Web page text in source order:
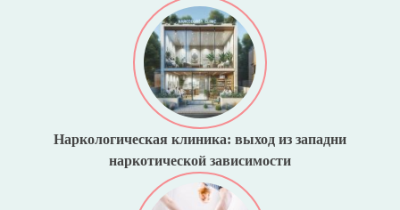
Наркологическая клиника: выход из западни
наркотической зависимости